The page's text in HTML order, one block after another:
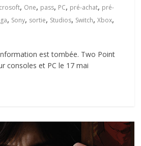
, One, pass, PC, pré-achat, pré-
, Sony, sortie, Studios, Switch,Xbox,
est tombée. Two Point
consoles et PC le 17 mai